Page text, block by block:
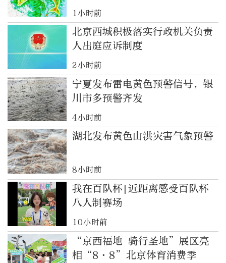
1小时前
北京西城积极落实行政机关负责
人出庭应诉制度
2小时前
宁夏发布雷电黄色预警信号，银
川市多预警齐发
4小时前
湖北发布黄色山洪灾害气象预警
8小时前
我在百队杯|近距离感受百队杯
八人制赛场
10小时前
“京西福地 骑行圣地”展区亮
相“8·8”北京体育消费季